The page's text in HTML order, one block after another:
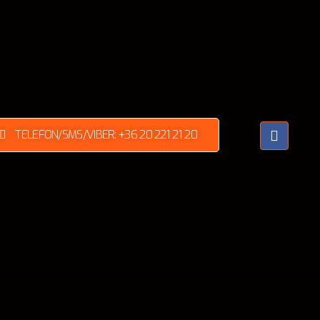
TELEFON/SMS/VIBER: +36 20 221 21 20